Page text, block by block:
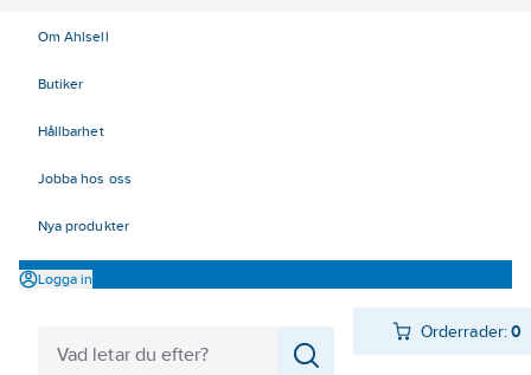
Om Ahlsell
Butiker
Hållbarhet
Jobba hos oss
Nya produkter
Logga in
Orderrader:0